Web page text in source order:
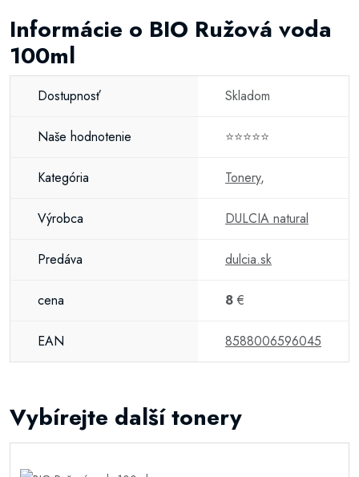
Informácie o BIO Ružová voda
100ml
Dostupnosť Skladom
Naše hodnotenie ⭐⭐⭐⭐⭐
Kategória Tonery,
Výrobca DULCIA natural
Predáva dulcia.sk
cena 8 €
EAN 8588006596045
Vybírejte další tonery